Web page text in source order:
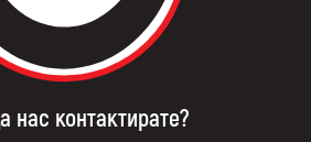
нас контактирате?